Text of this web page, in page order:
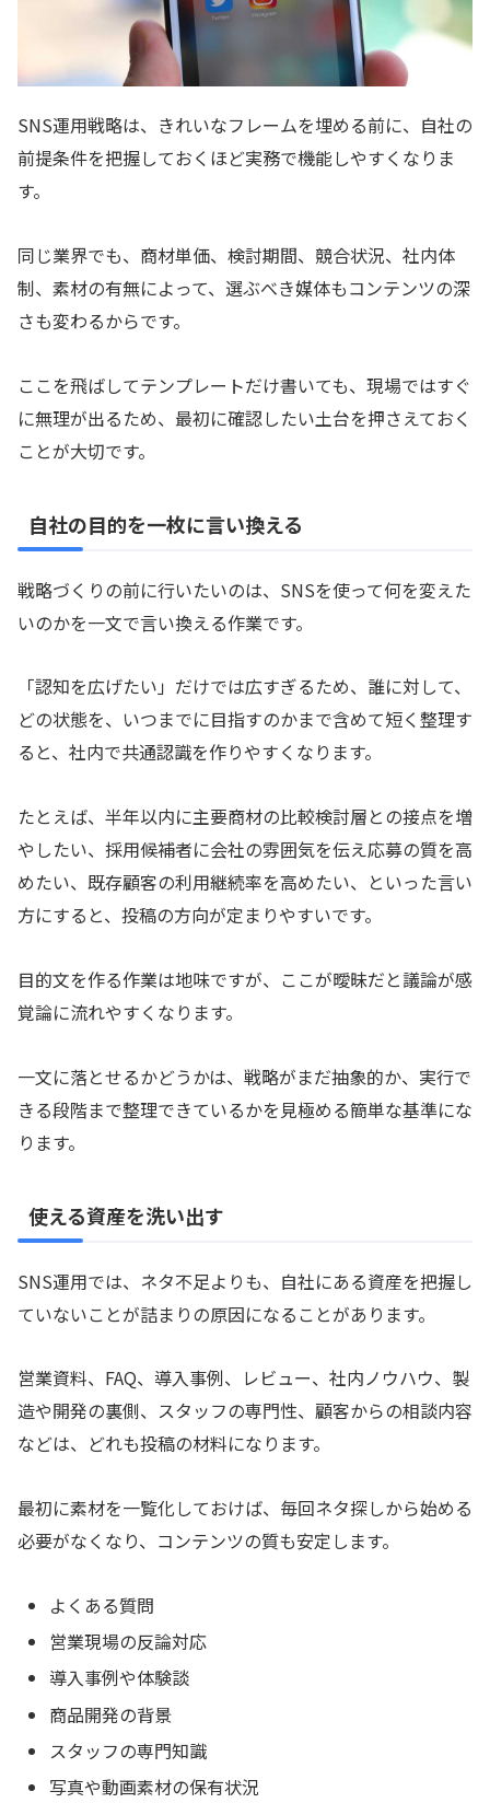
SNS運用戦略は、きれいなフレームを埋める前に、自社の
前提条件を把握しておくほど実務で機能しやすくなりま
す。
同じ業界でも、商材単価、検討期間、競合状況、社内体
制、素材の有無によって、選ぶべき媒体もコンテンツの深
さも変わるからです。
ここを飛ばしてテンプレートだけ書いても、現場ではすぐ
に無理が出るため、最初に確認したい土台を押さえておく
ことが大切です。
自社の目的を一枚に言い換える
戦略づくりの前に行いたいのは、SNSを使って何を変えた
いのかを一文で言い換える作業です。
「認知を広げたい」だけでは広すぎるため、誰に対して、
どの状態を、いつまでに目指すのかまで含めて短く整理す
ると、社内で共通認識を作りやすくなります。
たとえば、半年以内に主要商材の比較検討層との接点を増
やしたい、採用候補者に会社の雰囲気を伝え応募の質を高
めたい、既存顧客の利用継続率を高めたい、といった言い
方にすると、投稿の方向が定まりやすいです。
目的文を作る作業は地味ですが、ここが曖昧だと議論が感
覚論に流れやすくなります。
一文に落とせるかどうかは、戦略がまだ抽象的か、実行で
きる段階まで整理できているかを見極める簡単な基準にな
ります。
使える資産を洗い出す
SNS運用では、ネタ不足よりも、自社にある資産を把握し
ていないことが詰まりの原因になることがあります。
営業資料、FAQ、導入事例、レビュー、社内ノウハウ、製
造や開発の裏側、スタッフの専門性、顧客からの相談内容
などは、どれも投稿の材料になります。
最初に素材を一覧化しておけば、毎回ネタ探しから始める
必要がなくなり、コンテンツの質も安定します。
よくある質問
営業現場の反論対応
導入事例や体験談
商品開発の背景
スタッフの専門知識
写真や動画素材の保有状況